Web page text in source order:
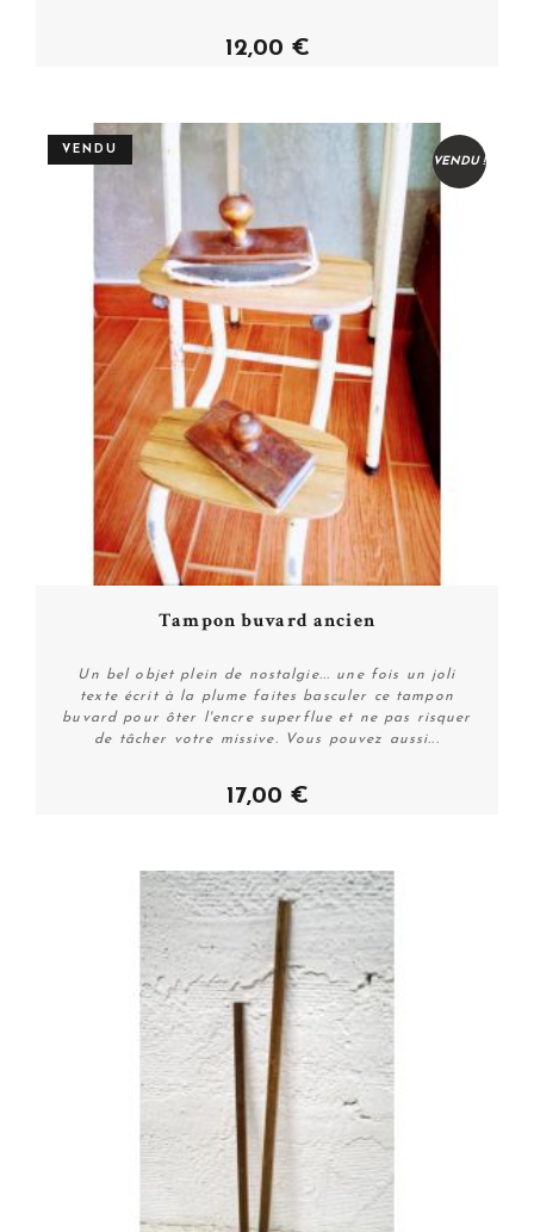
Plus de détails
12,00 €
Plus de détails
VENDU !
VENDU
Tampon buvard ancien
Un bel objet plein de nostalgie... une fois un joli
texte écrit à la plume faites basculer ce tampon
buvard pour ôter l'encre superflue et ne pas risquer
de tâcher votre missive. Vous pouvez aussi...
17,00 €